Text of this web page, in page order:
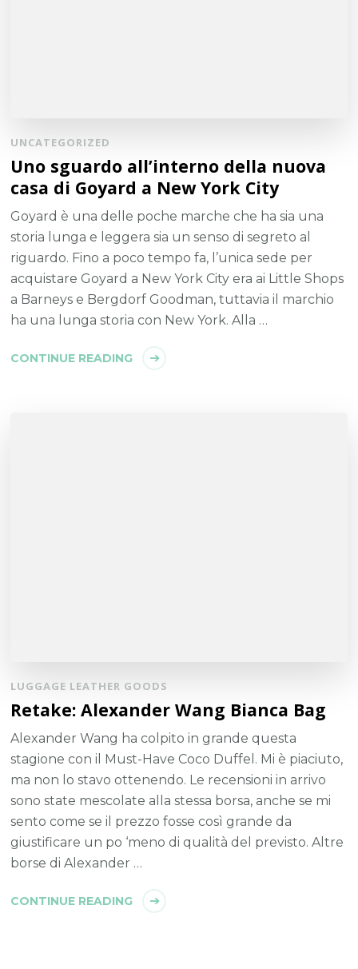
UNCATEGORIZED
Uno sguardo all’interno della nuova
casa di Goyard a New York City
Goyard è una delle poche marche che ha sia una
storia lunga e leggera sia un senso di segreto al
riguardo. Fino a poco tempo fa, l’unica sede per
acquistare Goyard a New York City era ai Little Shops
a Barneys e Bergdorf Goodman, tuttavia il marchio
ha una lunga storia con New York. Alla …
CONTINUE READING
LUGGAGE LEATHER GOODS
Retake: Alexander Wang Bianca Bag
Alexander Wang ha colpito in grande questa
stagione con il Must-Have Coco Duffel. Mi è piaciuto,
ma non lo stavo ottenendo. Le recensioni in arrivo
sono state mescolate alla stessa borsa, anche se mi
sento come se il prezzo fosse così grande da
giustificare un po ‘meno di qualità del previsto. Altre
borse di Alexander …
CONTINUE READING